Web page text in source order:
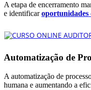
A etapa de encerramento
e identificaroportunidades
Automatização de
A automatização de
humana e aumentando a